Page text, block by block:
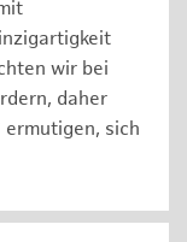
wir bei
daher
sich